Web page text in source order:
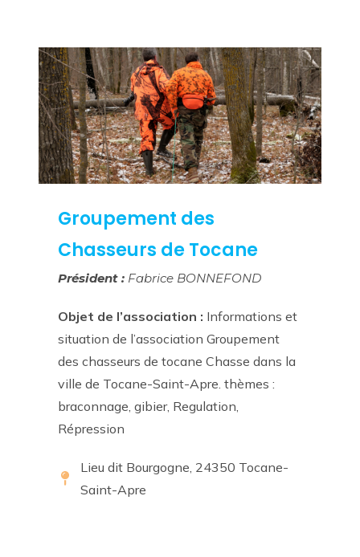
Groupement des
Chasseurs de Tocane
Président : Fabrice BONNEFOND
Objet de l’association : Informations et
situation de l’association Groupement
des chasseurs de tocane Chasse dans la
ville de Tocane-Saint-Apre. thèmes :
braconnage, gibier, Regulation,
Répression
Lieu dit Bourgogne, 24350 Tocane-
Saint-Apre